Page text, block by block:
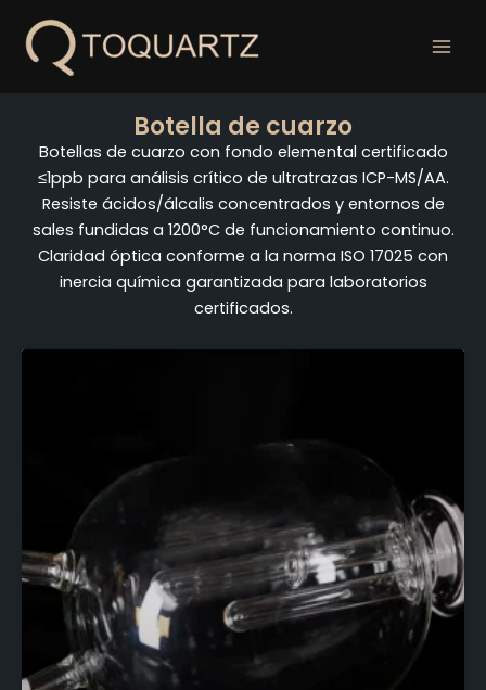
contenido
Botella de cuarzo
Botellas de cuarzo con fondo elemental certificado
≤1ppb para análisis crítico de ultratrazas ICP-MS/AA.
Resiste ácidos/álcalis concentrados y entornos de
sales fundidas a 1200°C de funcionamiento continuo.
Claridad óptica conforme a la norma ISO 17025 con
inercia química garantizada para laboratorios
certificados.